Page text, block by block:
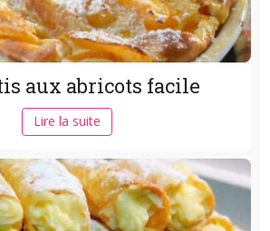
aux abricots facile
Lire la suite